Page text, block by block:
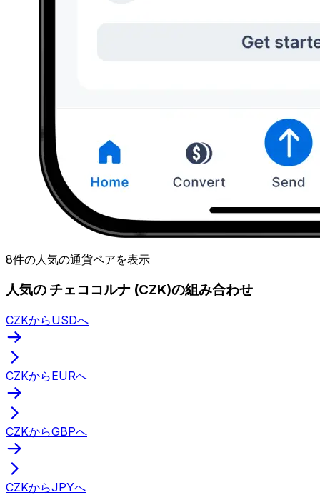
8件の人気の通貨ペアを表示
人気の チェココルナ (CZK)の組み合わせ
CZKからUSDへ
CZKからEURへ
CZKからGBPへ
CZKからJPYへ